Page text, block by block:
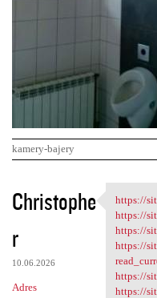
kamery-bajery
K
o
m
e
n
Christophe
r
10.06.2026
Adres
https://
https://
https://
https://
https://
https://
https://